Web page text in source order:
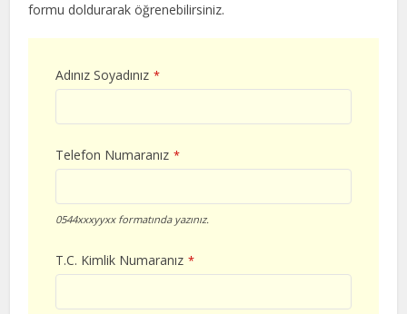
formu doldurarak öğrenebilirsiniz.
Adınız Soyadınız *
Telefon Numaranız *
0544xxxyyxx formatında yazınız.
T.C. Kimlik Numaranız *